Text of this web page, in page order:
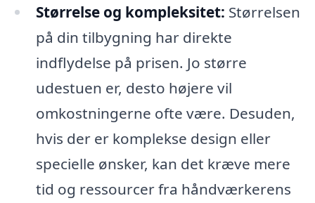
Størrelse og kompleksitet: Størrelsen
på din tilbygning har direkte
indflydelse på prisen. Jo større
udestuen er, desto højere vil
omkostningerne ofte være. Desuden,
hvis der er komplekse design eller
specielle ønsker, kan det kræve mere
tid og ressourcer fra håndværkerens